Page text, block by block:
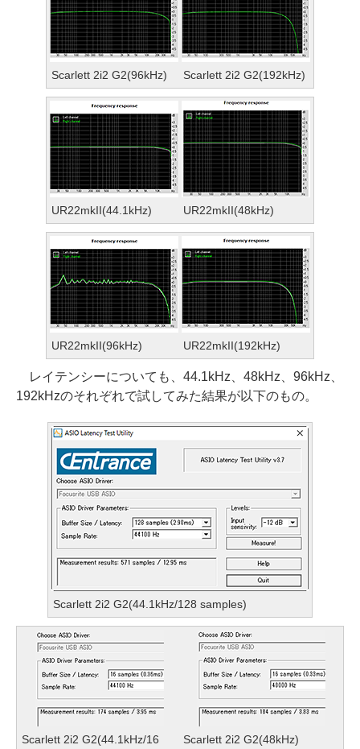
Scarlett 2i2 G2(96kHz) Scarlett 2i2 G2(192kHz)
UR22mkII(44.1kHz) UR22mkII(48kHz)
UR22mkII(96kHz) UR22mkII(192kHz)
レイテンシーについても、44.1kHz、48kHz、96kHz、
192kHzのそれぞれで試してみた結果が以下のもの。
Scarlett 2i2 G2(44.1kHz/128 samples)
Scarlett 2i2 G2(44.1kHz/16 Scarlett 2i2 G2(48kHz)